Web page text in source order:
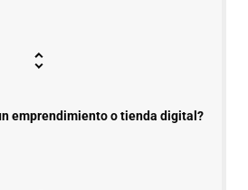
emprendimiento o tienda digital?